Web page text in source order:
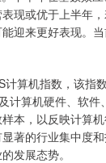
现或优于上半年
迎来更好表现。
算机指数，该指
计算机硬件、软件
本，以反映计算
著的行业集中度
发展态势。